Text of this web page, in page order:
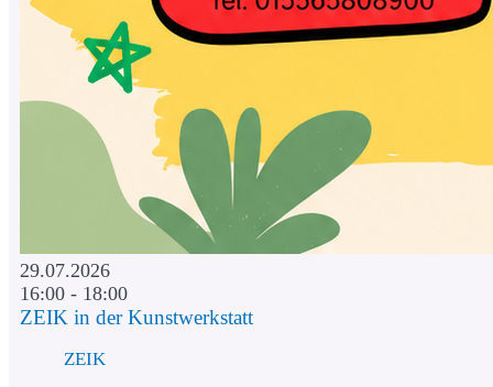
29.07.2026
16:00 - 18:00
ZEIK in der Kunstwerkstatt
ZEIK